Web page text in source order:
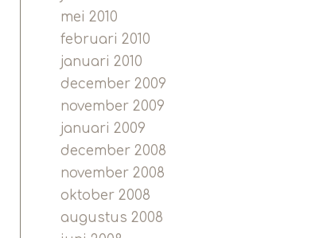
mei 2010
februari 2010
januari 2010
december 2009
november 2009
januari 2009
december 2008
november 2008
oktober 2008
augustus 2008